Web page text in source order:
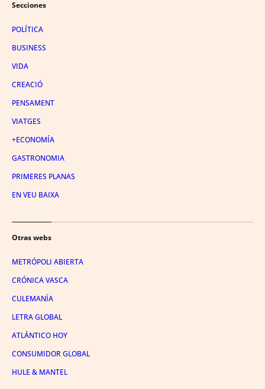
Secciones
POLÍTICA
BUSINESS
VIDA
CREACIÓ
PENSAMENT
VIATGES
+ECONOMÍA
GASTRONOMIA
PRIMERES PLANAS
EN VEU BAIXA
Otras webs
METRÓPOLI ABIERTA
CRÓNICA VASCA
CULEMANÍA
LETRA GLOBAL
ATLÁNTICO HOY
CONSUMIDOR GLOBAL
HULE & MANTEL